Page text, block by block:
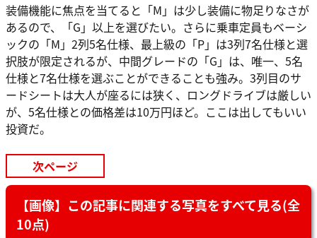
装備機能に焦点を当てると「M」は少し装備に物足りなさが
あるので、「G」以上を選びたい。さらに乗車定員もベーシ
ックの「M」2列5名仕様、最上級の「P」は3列7名仕様と選
択肢が限定されるが、中間グレードの「G」は、唯一、5名
仕様と7名仕様を選ぶことができることも強み。3列目のサ
ードシートは大人が座るには狭く、ロングドライブは厳しい
が、5名仕様との価格差は10万円ほど。ここは出してもいい
投資だ。
次ページ
【画像】この記事に関連する写真をすべて見る(全
10点)